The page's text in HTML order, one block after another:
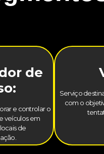
de
e controlar o
veículos em
de
Serviço
com o